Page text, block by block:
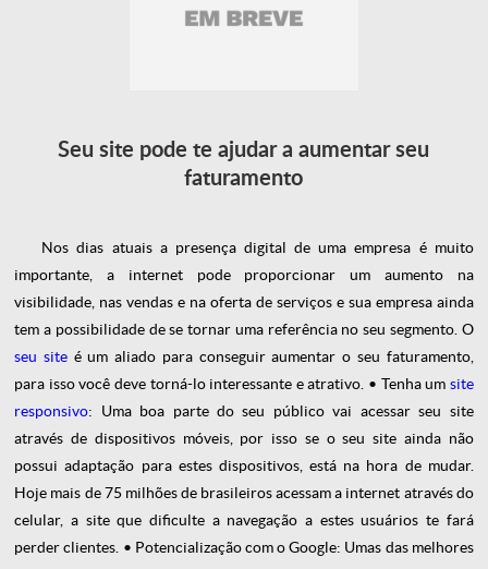
Seu site pode te ajudar a aumentar seu
faturamento
Nos dias atuais a presença digital de uma empresa é muito
importante, a internet pode proporcionar um aumento na
visibilidade, nas vendas e na oferta de serviços e sua empresa ainda
tem a possibilidade de se tornar uma referência no seu segmento. O
seu site é um aliado para conseguir aumentar o seu faturamento,
para isso você deve torná-lo interessante e atrativo. • Tenha um site
responsivo: Uma boa parte do seu público vai acessar seu site
através de dispositivos móveis, por isso se o seu site ainda não
possui adaptação para estes dispositivos, está na hora de mudar.
Hoje mais de 75 milhões de brasileiros acessam a internet através do
celular, a site que dificulte a navegação a estes usuários te fará
perder clientes. • Potencialização com o Google: Umas das melhores